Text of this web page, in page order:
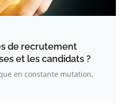
de recrutement
et les candidats ?
en constante mutation,